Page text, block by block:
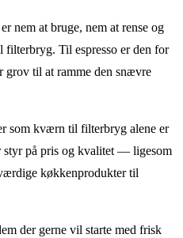
nem at bruge, nem at rense og
Til espresso er den for
til at ramme den snævre
som kværn til filterbryg alene er
styr på pris og kvalitet — ligesom
køkkenprodukter til
der gerne vil starte med frisk